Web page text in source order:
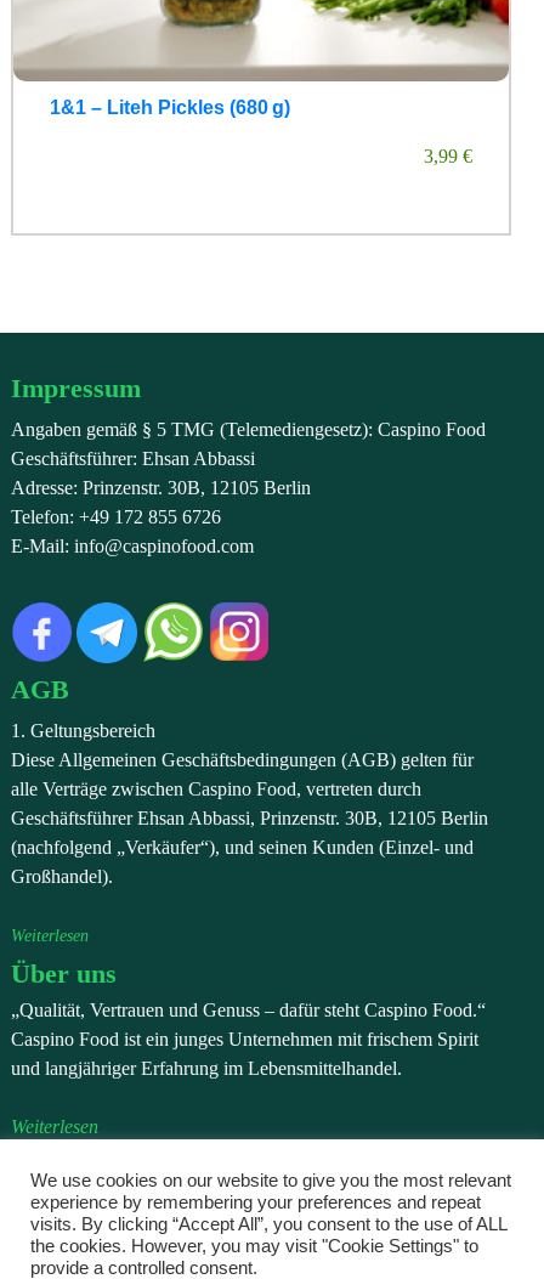
1&1 – Liteh Pickles (680 g)
€
3,99
Impressum
Angaben gemäß § 5 TMG (Telemediengesetz): Caspino Food
Geschäftsführer: Ehsan Abbassi
Adresse: Prinzenstr. 30B, 12105 Berlin
Telefon: +49 172 855 6726
E-Mail: info@caspinofood.com
AGB
1. Geltungsbereich
Diese Allgemeinen Geschäftsbedingungen (AGB) gelten für
alle Verträge zwischen Caspino Food, vertreten durch
Geschäftsführer Ehsan Abbassi, Prinzenstr. 30B, 12105 Berlin
(nachfolgend „Verkäufer“), und seinen Kunden (Einzel- und
Großhandel).
Weiterlesen
Über uns
„Qualität, Vertrauen und Genuss – dafür steht Caspino Food.“
Caspino Food ist ein junges Unternehmen mit frischem Spirit
und langjähriger Erfahrung im Lebensmittelhandel.
Weiterlesen
Datenschutzerklärung
Wir verarbeiten personenbezogene Daten, die Sie uns im
Rahmen einer Bestellung, einer Registrierung oder bei einer
Kontaktaufnahme freiwillig mitteilen.
We use cookies on our website to give you the most relevant
experience by remembering your preferences and repeat
visits. By clicking “Accept All”, you consent to the use of ALL
the cookies. However, you may visit "Cookie Settings" to
provide a controlled consent.